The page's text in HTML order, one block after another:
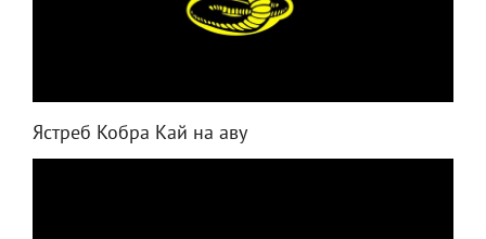
Ястреб Кобра Кай на аву